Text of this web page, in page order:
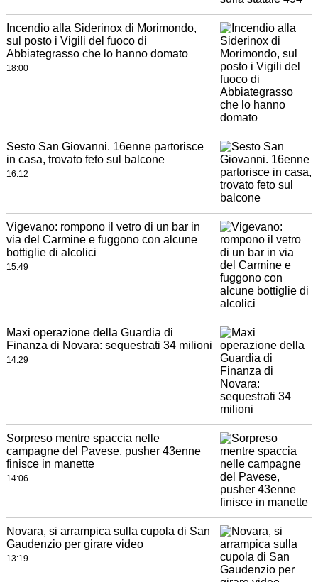
Incendio alla Siderinox di Morimondo,
sul posto i Vigili del fuoco di
Abbiategrasso che lo hanno domato
18:00
Sesto San Giovanni. 16enne partorisce
in casa, trovato feto sul balcone
16:12
Vigevano: rompono il vetro di un bar in
via del Carmine e fuggono con alcune
bottiglie di alcolici
15:49
Maxi operazione della Guardia di
Finanza di Novara: sequestrati 34 milioni
14:29
Sorpreso mentre spaccia nelle
campagne del Pavese, pusher 43enne
finisce in manette
14:06
Novara, si arrampica sulla cupola di San
Gaudenzio per girare video
13:19